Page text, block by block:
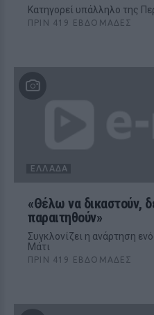
Κατηγορεί υπάλληλο της
ΠΡΙΝ 419 ΕΒΔΟΜΆΔΕΣ
ΕΛΛΆΔΑ
«Θέλω να δικαστούν,
παραιτηθούν»
Συγκλονίζει η ανάρτηση
Μάτι
ΠΡΙΝ 419 ΕΒΔΟΜΆΔΕΣ